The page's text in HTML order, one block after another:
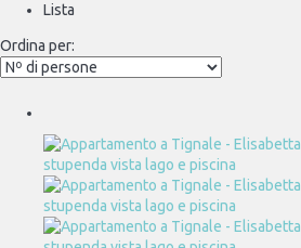
Lista
Ordina per: